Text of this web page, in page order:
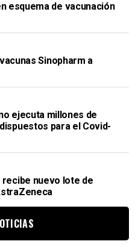
esquema de vacunación
Sinopharm a
ejecuta millones de
para el Covid-
recibe nuevo lote de